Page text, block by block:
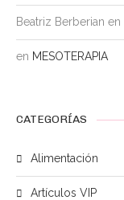
Beatriz Berberian en
en MESOTERAPIA
CATEGORÍAS
Alimentación
Artículos VIP